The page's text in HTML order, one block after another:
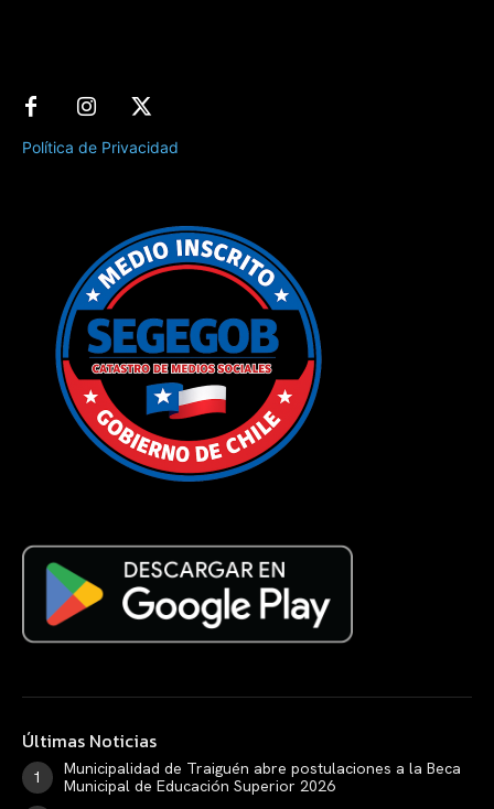
Política de Privacidad
Últimas Noticias
Municipalidad de Traiguén abre postulaciones a la Beca
Municipal de Educación Superior 2026